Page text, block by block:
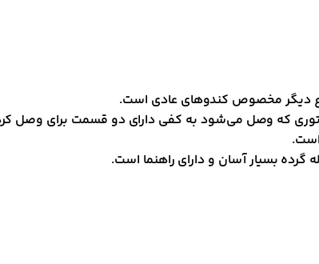
دیگر مخصوص کندو‌های عادی است.
که وصل می‌شود به کفی دارای دو قسمت برای وصل
بسیار آسان و دارای راهنما است.